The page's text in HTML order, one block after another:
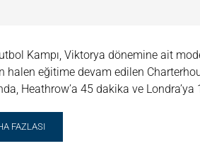
Kampı, Viktorya dönemine ait
halen eğitime devam edilen
Heathrow’a 45 dakika ve
FAZLASI